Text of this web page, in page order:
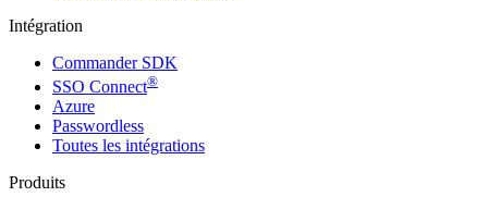
Intégration
Commander SDK
SSO Connect®
Azure
Passwordless
Toutes les intégrations
Produits